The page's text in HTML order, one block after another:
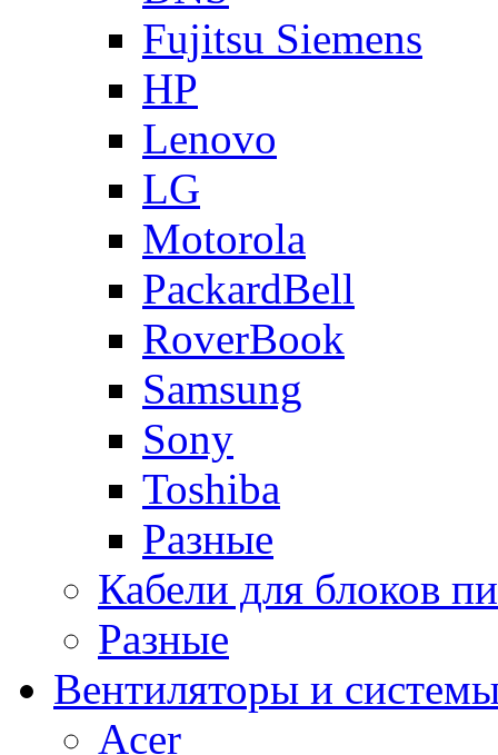
Fujitsu Siemens
HP
Lenovo
LG
Motorola
PackardBell
RoverBook
Samsung
Sony
Toshiba
Разные
Кабели для блоков
Разные
Вентиляторы и
Acer